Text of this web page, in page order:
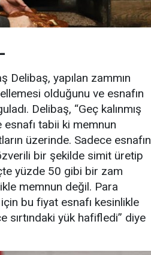
Delibaş, yapılan zammın
olduğunu ve esnafın
Delibaş, “Geç kalınmış
tabii ki memnun
üzerinde. Sadece esnafın
bir şekilde simit üretip
yüzde 50 gibi bir zam
memnun değil. Para
bu fiyat esnafı kesinlikle
sırtındaki yük hafifledi” diye